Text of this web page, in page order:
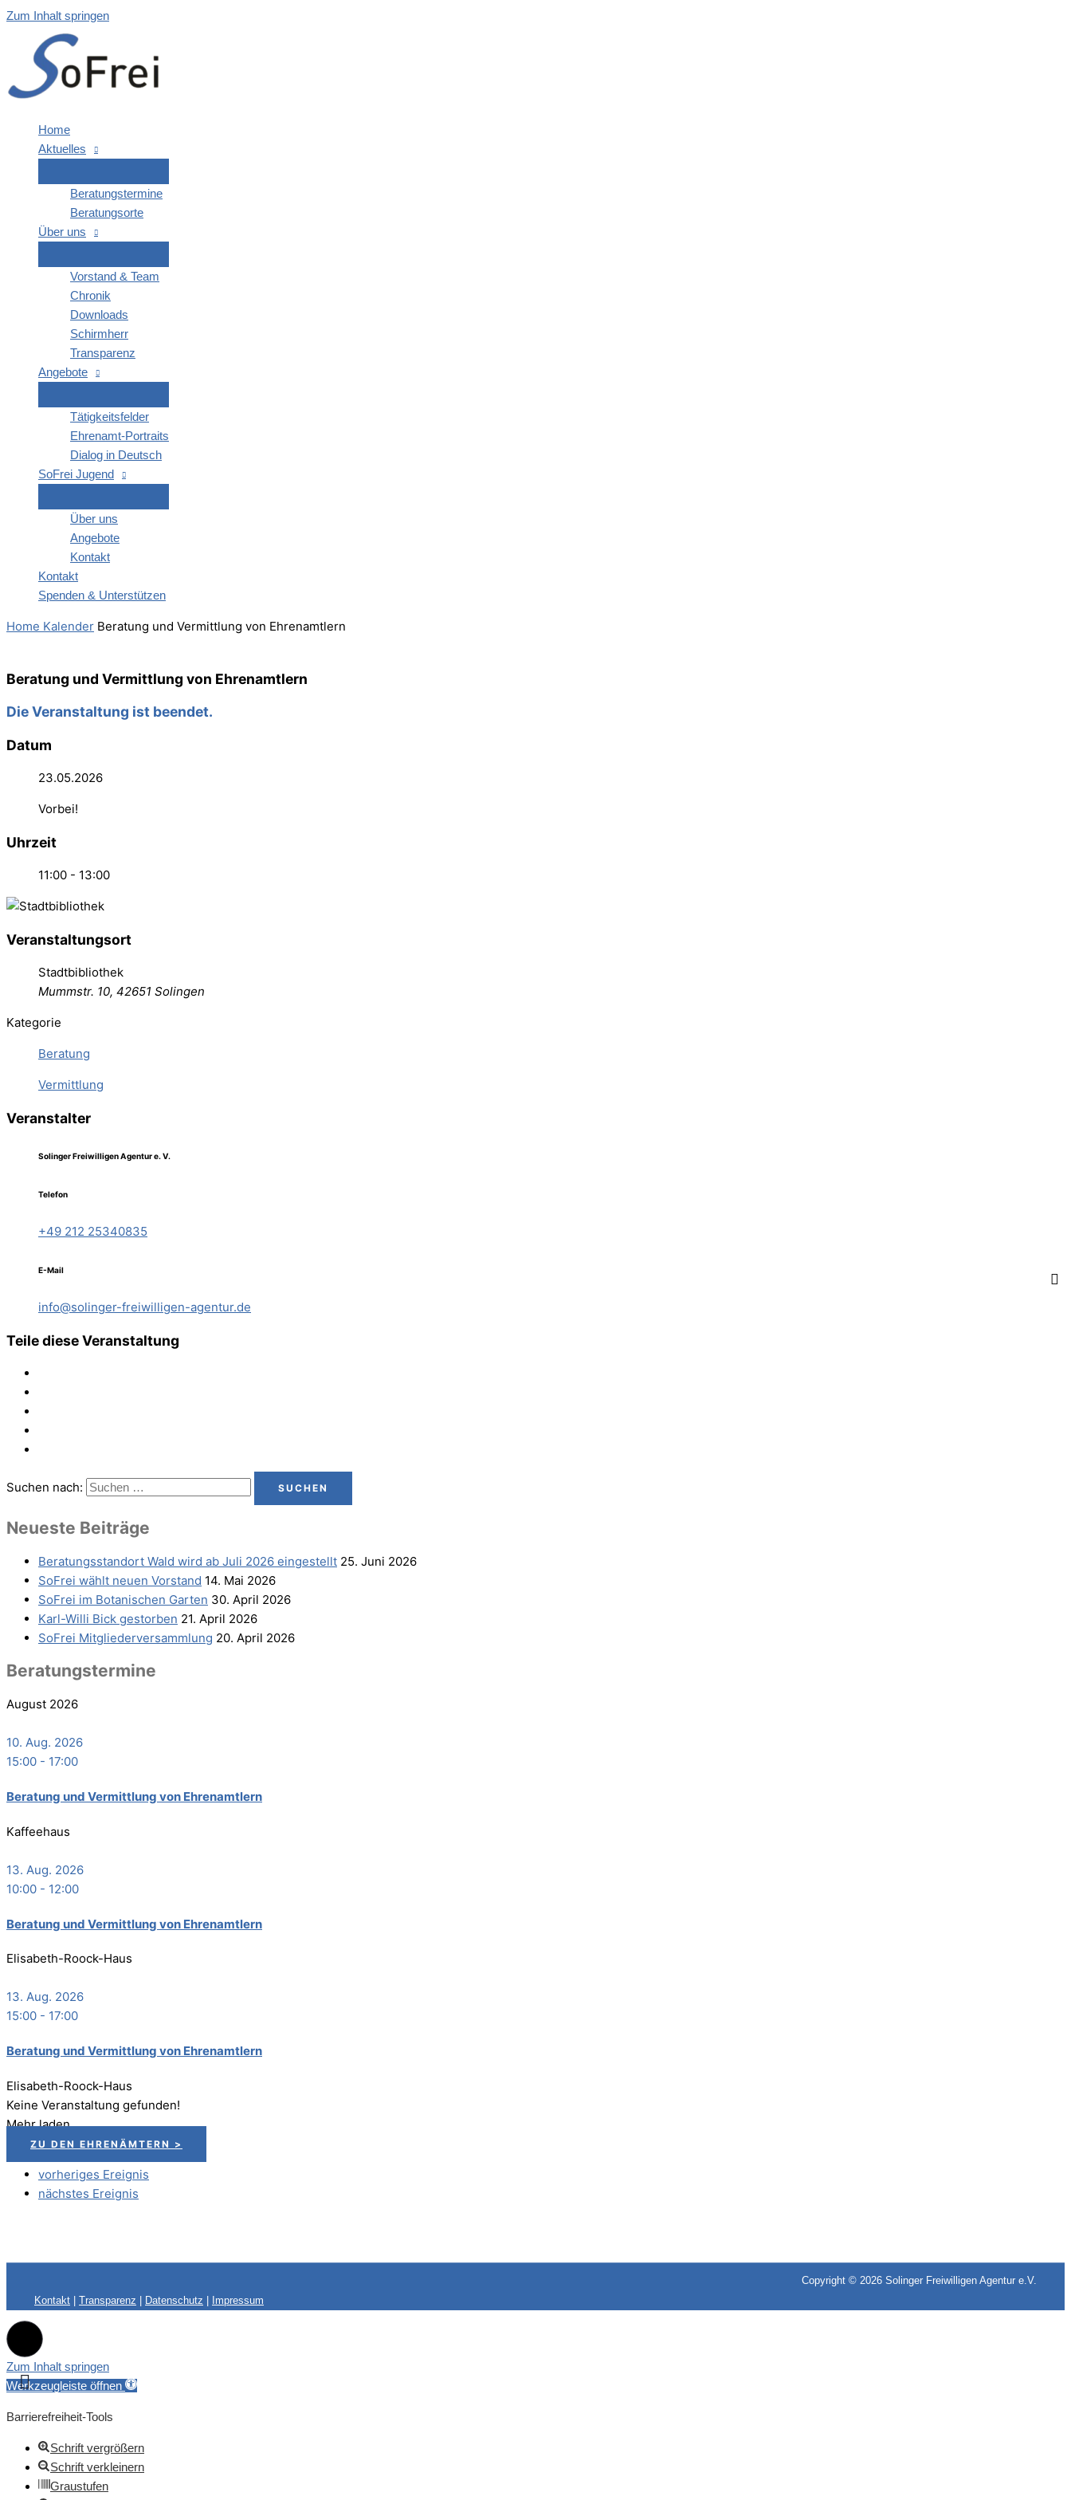
Zum Inhalt springen
Home
Aktu­el­les
Bera­tungs­ter­mi­ne
Bera­tungs­or­te
Über uns
Vor­stand & Team
Chro­nik
Down­loads
Schirm­herr
Trans­pa­renz
Ange­bo­te
Tätig­keits­fel­der
Ehren­amt-Por­­traits
Dia­log in Deutsch
SoFrei Jugend
Über uns
Ange­bo­te
Kon­takt
Kon­takt
Spen­den & Unterstützen
Home Kalender Bera­tung und Ver­mitt­lung von Ehrenamtlern
Bera­tung und Ver­mitt­lung von Ehrenamtlern
Die Veranstaltung ist beendet.
Datum
23.05.2026
Vorbei!
Uhrzeit
11:00 - 13:00
Veranstaltungsort
Stadtbibliothek
Mummstr. 10, 42651 Solingen
Kategorie
Beratung
Vermittlung
Veranstalter
Solinger Freiwilligen Agentur e. V.
Telefon
+49 212 25340835
E-Mail
info@solinger-freiwilligen-agentur.de
Teile diese Veranstaltung
Suchen nach:
Neu­es­te Beiträge
Bera­tungs­stand­ort Wald wird ab Juli 2026 eingestellt 25. Juni 2026
SoFrei wählt neu­en Vorstand 14. Mai 2026
SoFrei im Bota­ni­schen Garten 30. April 2026
Karl-Wil­li Bick gestorben 21. April 2026
SoFrei Mit­glie­der­ver­samm­lung 20. April 2026
Bera­tungs­ter­mi­ne
August 2026
10. Aug. 2026
15:00 - 17:00
Bera­tung und Ver­mitt­lung von Ehrenamtlern
Kaffeehaus
13. Aug. 2026
10:00 - 12:00
Bera­tung und Ver­mitt­lung von Ehrenamtlern
Elisabeth-Roock-Haus
13. Aug. 2026
15:00 - 17:00
Bera­tung und Ver­mitt­lung von Ehrenamtlern
Elisabeth-Roock-Haus
Keine Veranstaltung gefunden!
Mehr laden
ZU DEN EHRENÄMTERN >
vorheriges Ereignis
nächstes Ereignis
Copyright © 2026 Solinger Freiwilligen Agentur e.V.
Kontakt | Transparenz | Datenschutz | Impressum
Zum Inhalt springen
Werkzeugleiste öffnen
Barrierefreiheit-Tools
Schrift vergrößern
Schrift verkleinern
Graustufen